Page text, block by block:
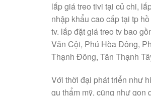
lắp giá treo tivi tại củ chi,
nhập khẩu cao cấp tại tp
tv. lắp đặt giá treo tv bao
Văn Cội, Phú Hòa Đông,
Thạnh Đông, Tân Thạnh
Với thời đại phát triển như
gu thẩm mỹ, cũng như gọn